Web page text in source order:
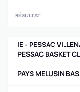
RÉSULTAT
IE - PESSAC
PESSAC BASKET
PAYS MELUSIN